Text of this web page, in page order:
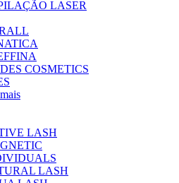
LASER
COSMETICS
LASH
LASH